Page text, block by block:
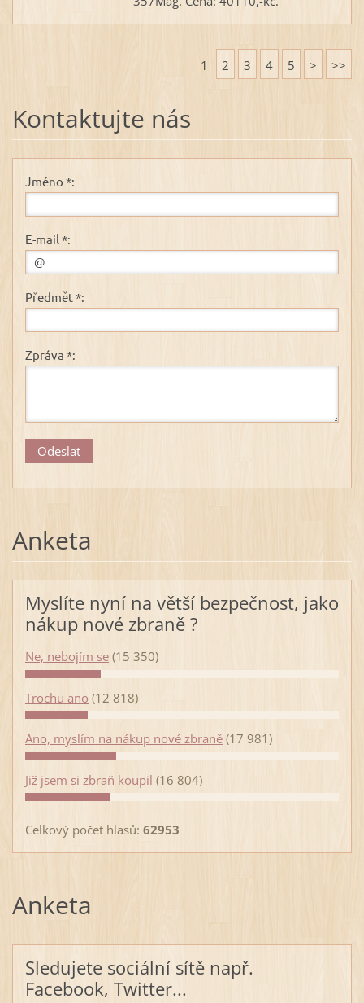
1 2 3 4 5 > >>
Kontaktujte nás
Jméno *:
E-mail *:
Předmět *:
Zpráva *:
Anketa
Myslíte nyní na větší bezpečnost, jako
nákup nové zbraně ?
Ne, nebojím se (15 350)
Trochu ano (12 818)
Ano, myslím na nákup nové zbraně (17 981)
Již jsem si zbraň koupil (16 804)
Celkový počet hlasů: 62953
Anketa
Sledujete sociální sítě např.
Facebook, Twitter...